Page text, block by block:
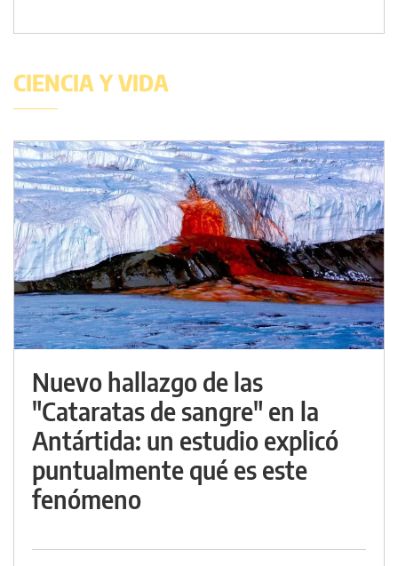
CIENCIA Y VIDA
Nuevo hallazgo de las
"Cataratas de sangre" en la
Antártida: un estudio explicó
puntualmente qué es este
fenómeno